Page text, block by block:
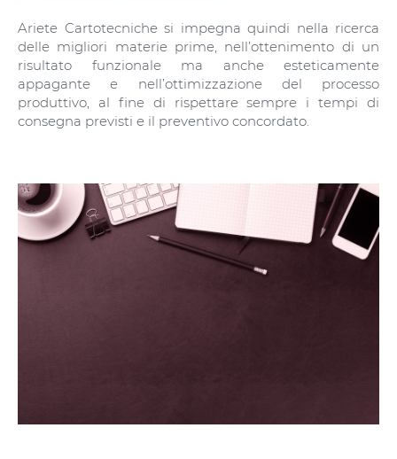
Ariete Cartotecniche si impegna quindi nella ricerca
delle migliori materie prime, nell’ottenimento di un
risultato funzionale ma anche esteticamente
appagante e nell’ottimizzazione del processo
produttivo, al fine di rispettare sempre i tempi di
consegna previsti e il preventivo concordato.